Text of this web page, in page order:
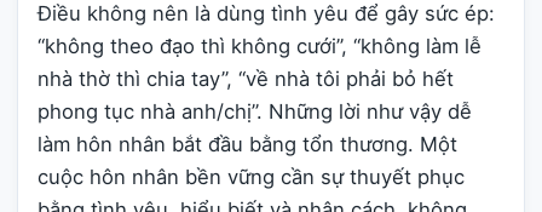
Điều không nên là dùng tình yêu để gây sức ép:
“không theo đạo thì không cưới”, “không làm lễ
nhà thờ thì chia tay”, “về nhà tôi phải bỏ hết
phong tục nhà anh/chị”. Những lời như vậy dễ
làm hôn nhân bắt đầu bằng tổn thương. Một
cuộc hôn nhân bền vững cần sự thuyết phục